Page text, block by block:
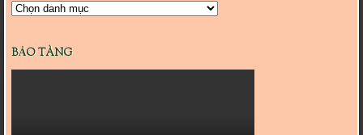
Danh
BẢO TÀNG